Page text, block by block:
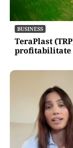
BUSINESS
TeraPlast
profitabilitate